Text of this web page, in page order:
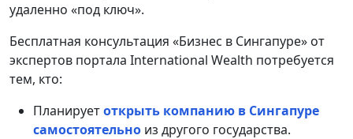
удаленно «под ключ».
Бесплатная консультация «Бизнес в Сингапуре» от
экспертов портала International Wealth потребуется
тем, кто:
Планируетоткрыть компанию в Сингапуре
самостоятельно из другого государства.